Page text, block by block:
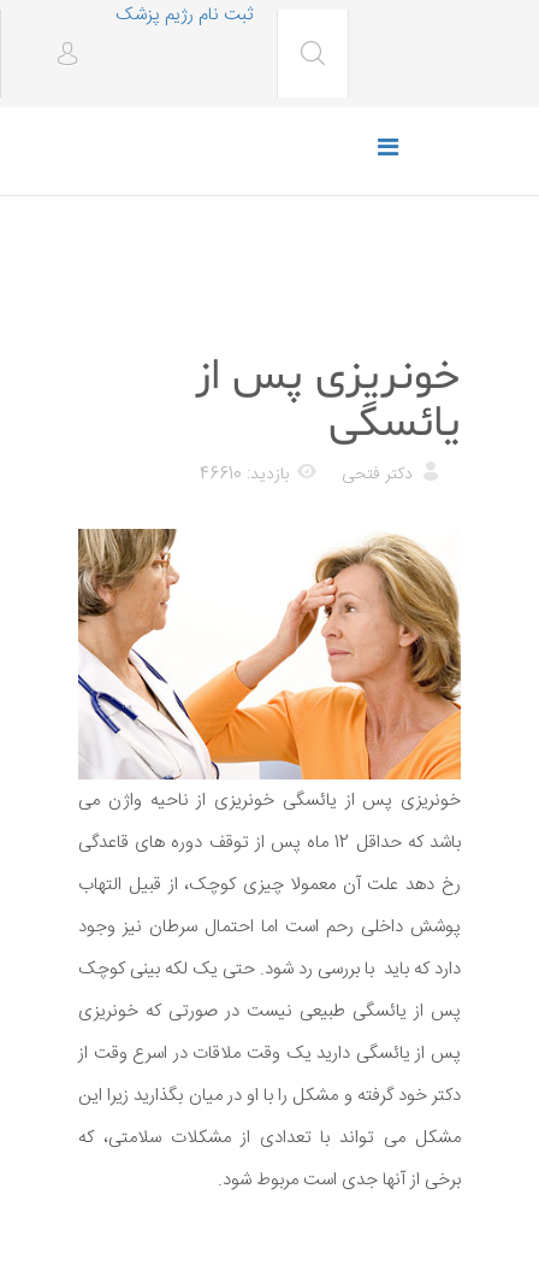
ثبت نام رژیم پزشک
خونریزی پس از
یائسگی
دکتر فتحی بازدید: 46610
خونریزی پس از یائسگی خونریزی از ناحیه واژن می
باشد که حداقل 12 ماه پس از توقف دوره های قاعدگی
رخ دهد علت آن معمولا چیزی کوچک، از قبیل التهاب
پوشش داخلی رحم است اما احتمال سرطان نیز وجود
دارد که باید با بررسی رد شود. حتی یک لکه بینی کوچک
پس از یائسگی طبیعی نیست در صورتی که خونریزی
پس از یائسگی دارید یک وقت ملاقات در اسرع وقت از
دکتر خود گرفته و مشکل را با او در میان بگذارید زیرا این
مشکل می تواند با تعدادی از مشکلات سلامتی، که
برخی از آنها جدی است مربوط شود.